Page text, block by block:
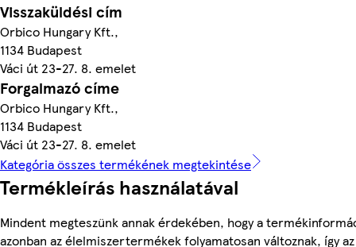
Visszaküldési cím
Orbico Hungary Kft.,
1134 Budapest
Váci út 23-27. 8. emelet
Forgalmazó címe
Orbico Hungary Kft.,
1134 Budapest
Váci út 23-27. 8. emelet
Kategória összes termékének megtekintése
Termékleírás használatával
Mindent megteszünk annak érdekében, hogy a
azonban az élelmiszertermékek folyamatosan változnak, így